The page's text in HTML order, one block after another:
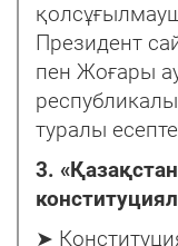
Президент
пен Жоғары
туралы
3.
➤